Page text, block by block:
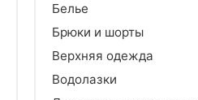
Белье
Брюки и шорты
Верхняя одежда
Водолазки